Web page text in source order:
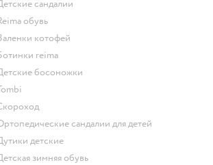
Детские сандалии
Reima обувь
Валенки котофей
Ботинки reima
Детские босоножки
Tombi
Скороход
Ортопедические сандалии для детей
Дутики детские
Детская зимняя обувь